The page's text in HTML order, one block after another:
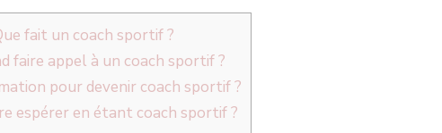
fait un coach sportif ?
faire appel à un coach sportif ?
pour devenir coach sportif ?
espérer en étant coach sportif ?